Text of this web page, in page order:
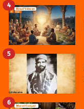
4
5
6